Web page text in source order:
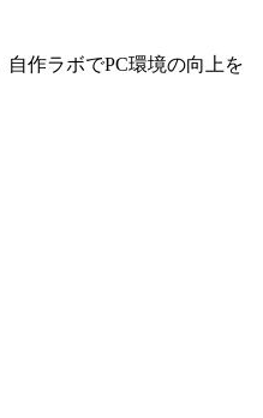
自作ラボでPC環境の向上を